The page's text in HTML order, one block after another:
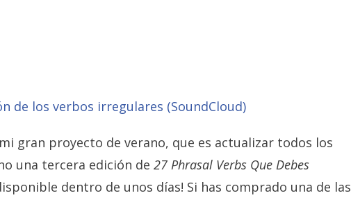
de los verbos irregulares (SoundCloud)
gran proyecto de verano, que es actualizar todos los
una tercera edición de 27 Phrasal Verbs Que Debes
dentro de unos días! Si has comprado una de las